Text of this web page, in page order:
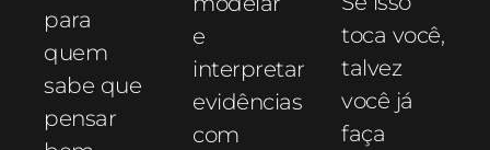
para
quem
sabe que
pensar
e
interpretar
evidências
com
toca você,
talvez
você já
faça